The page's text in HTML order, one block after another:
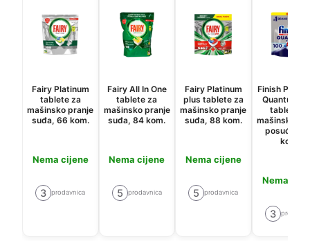
Fairy Platinum
tablete za
mašinsko pranje
suđa, 66 kom.
Nema cijene
3 prodavnica
Fairy All In One
tablete za
mašinsko pranje
suđa, 84 kom.
Nema cijene
5 prodavnica
Fairy Platinum
plus tablete za
mašinsko pranje
suđa, 88 kom.
Nema cijene
5 prodavnica
Finish
Quantum
tablete za
mašinsko
posuđa,
kom.
Nema
3